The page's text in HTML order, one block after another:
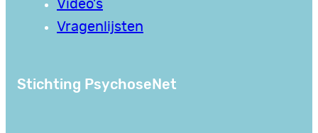
Video’s
Vragenlijsten
Stichting PsychoseNet